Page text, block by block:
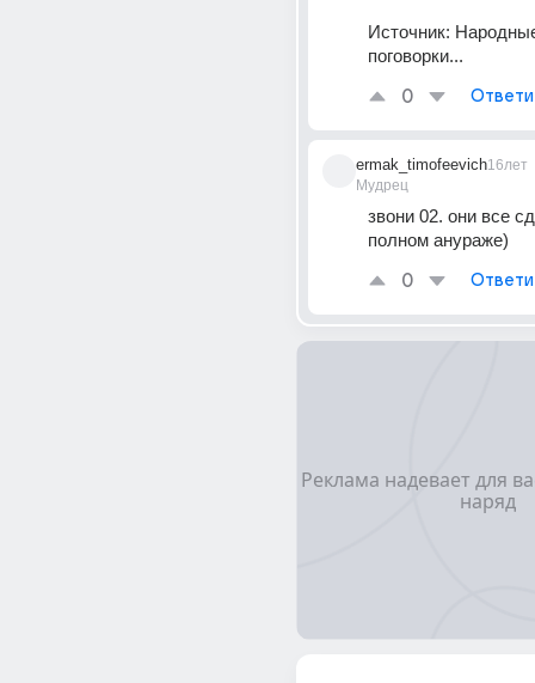
Источник:
поговорки...
0
ermak_timofeevich
Мудрец
16лет
звони 02. они все
полном анураже)
0